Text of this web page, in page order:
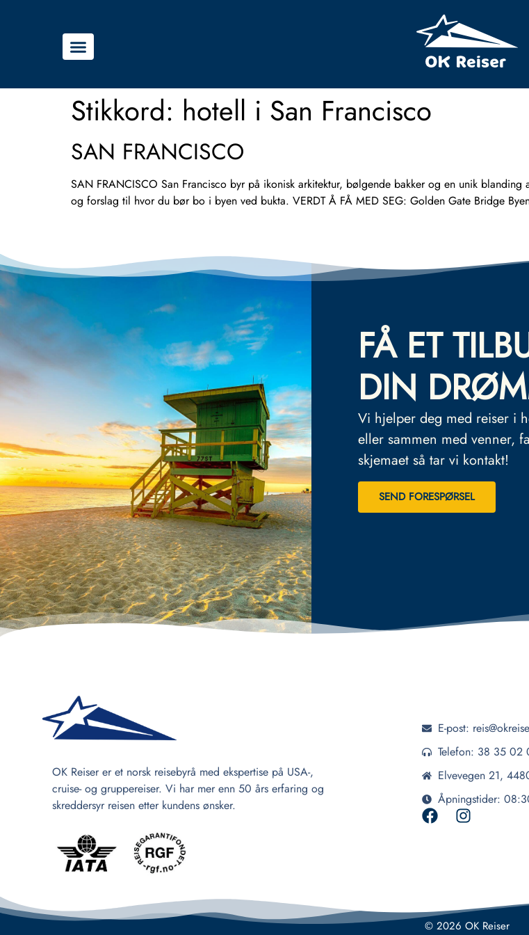
Stikkord: hotell i San Francisco
SAN FRANCISCO
SAN FRANCISCO San Francisco byr på ikonisk arkitektur, bølgende bakker og en unik
og forslag til hvor du bør bo i byen ved bukta. VERDT Å FÅ MED SEG: Golden Gate Bridge
FÅ ET
DIN
Vi hjelper deg med reiser i
eller sammen med venner,
skjemaet så tar vi kontakt!
SEND FORESPØRSEL
OK Reiser er et norsk reisebyrå med ekspertise på USA-,
cruise- og gruppereiser. Vi har mer enn 50 års erfaring og
skreddersyr reisen etter kundens ønsker.
E-post:
Telefon: 38 35 02
Elvevegen 21,
Åpningstider:
© 2026 OK Reiser